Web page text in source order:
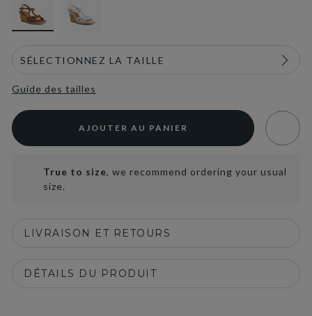
Guide des tailles
AJOUTER AU PANIER
True to size, we recommend ordering your usual
size.
LIVRAISON ET RETOURS
DÉTAILS DU PRODUIT